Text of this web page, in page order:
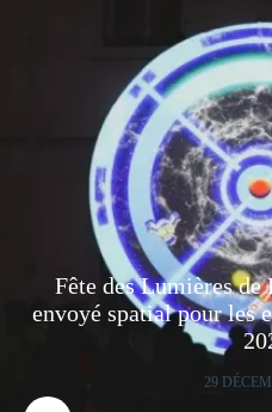
Fête des Lumières de
envoyé spatial pour les
29